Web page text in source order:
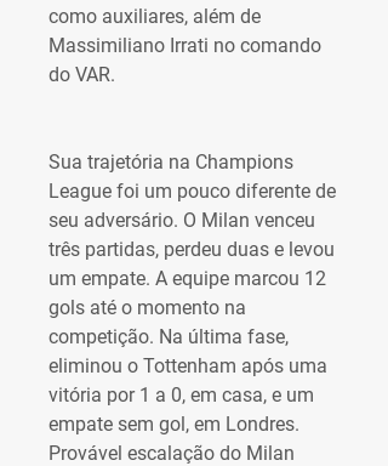
como auxiliares, além de
Massimiliano Irrati no comando
do VAR.
Sua trajetória na Champions
League foi um pouco diferente de
seu adversário. O Milan venceu
três partidas, perdeu duas e levou
um empate. A equipe marcou 12
gols até o momento na
competição. Na última fase,
eliminou o Tottenham após uma
vitória por 1 a 0, em casa, e um
empate sem gol, em Londres.
Provável escalação do Milan